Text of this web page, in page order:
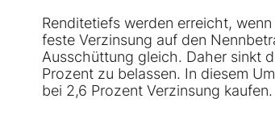
Renditetiefs werden erreicht,
feste Verzinsung auf den
Ausschüttung gleich. Daher sinkt
Prozent zu belassen. In diesem
bei 2,6 Prozent Verzinsung kaufen.